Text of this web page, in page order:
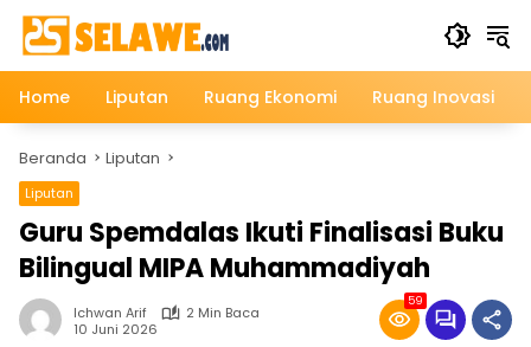
Langsung
konten
Home
Liputan Ruang Ekonomi Ruang Inovasi
Beranda Liputan
Liputan
Guru Spemdalas Ikuti Finalisasi Buku
Bilingual MIPA Muhammadiyah
Ichwan Arif
2 Min Baca
10 Juni 2026
59